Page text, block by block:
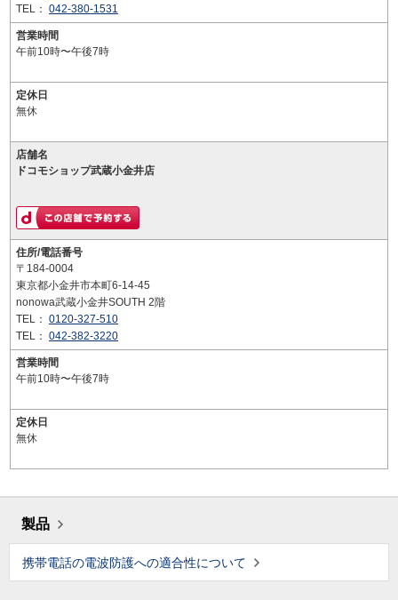
TEL： 042-380-1531
営業時間
午前10時〜午後7時
定休日
無休
店舗名
ドコモショップ武蔵小金井店
住所/電話番号
〒184-0004
東京都小金井市本町6-14-45
nonowa武蔵小金井SOUTH 2階
TEL： 0120-327-510
TEL： 042-382-3220
営業時間
午前10時〜午後7時
定休日
無休
製品
携帯電話の電波防護への適合性について